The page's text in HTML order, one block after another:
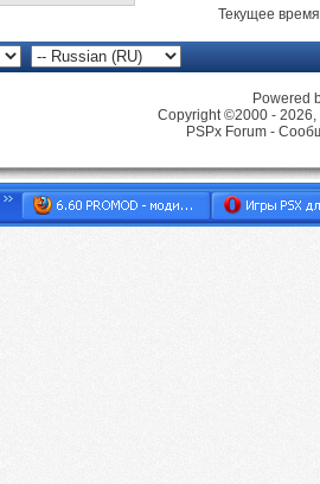
Текущее
Powered
Copyright ©2000 -
PSPx Forum -